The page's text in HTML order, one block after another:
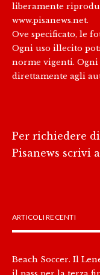
liberamente
www.pisanews.net.
Ove specificato, le
Ogni uso illecito
norme vigenti.
direttamente agli
Per richiedere
Pisanews scrivi
ARTICOLI RECENTI
Beach Soccer. Il